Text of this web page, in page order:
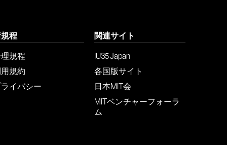
程
規程
規約
イバシー
関連サイト
IU35 Japan
各国版サイト
日本MIT会
MITベンチャーフォーラ
ム